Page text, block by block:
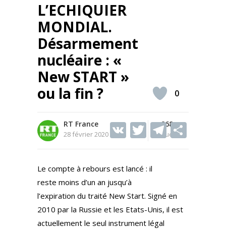
L’ECHIQUIER
MONDIAL.
Désarmement
nucléaire : «
New START »
ou la fin ?
RT France
28 février 2020
868
Vues
V T
itt
er
T
a
m
0
Le compte à rebours est lancé : il
reste moins d’un an jusqu’à
l’expiration du traité New Start. Signé en
2010 par la Russie et les Etats-Unis, il est
actuellement le seul instrument légal